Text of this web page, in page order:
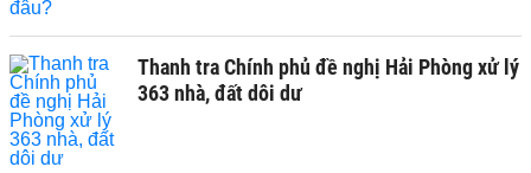
Thanh tra Chính phủ đề nghị Hải Phòng xử lý
363 nhà, đất dôi dư